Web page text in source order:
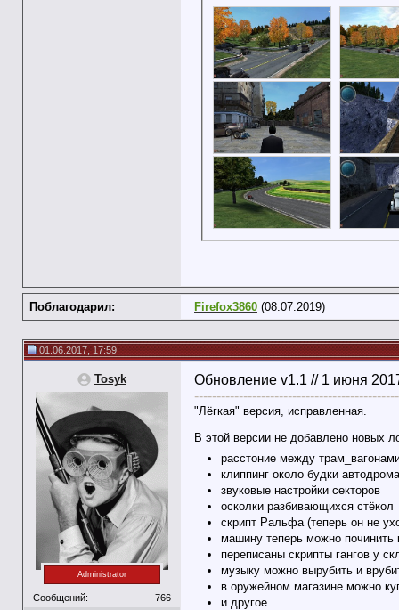
Поблагодарил: Firefox3860 (08.07.2019)
01.06.2017, 17:59
Tosyk
Administrator
Сообщений:
766
Обновление v1.1 // 1 июня
"Лёгкая" версия, исправленная.
В этой версии не добавлено новых
расстоние между
клиппинг около будки автодрома
звуковые настройки секторов
осколки разбивающихся стёкол
скрипт Ральфа (теперь он не
машину теперь можно
переписаны скрипты гангов у
музыку можно вырубить и
в оружейном магазине можно
и другое